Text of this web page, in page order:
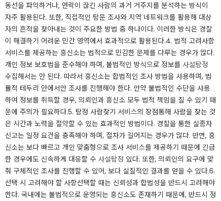
동선을 파악하거나, 연락이 끊긴 사람의 과거 거주지를 분석하는 방식이
자주 활용된다. 또한, 직접적인 탐문 조사와 지역 네트워크를 활용해 대상
자의 흔적을 찾아내는 것이 주요한 방법 중 하나이다. 이러한 방식은 경찰
이 해결하기 어려운 민간 영역에서 효과적으로 활용된다.​4. 법적 고려사항
서비스를 제공하는 흥신소는 법적으로 민감한 문제를 다루는 경우가 많다.
개인 정보 보호법을 준수해야 하며, 불법적인 방식으로 정보를 사설탐정
수집해서는 안 된다. 따라서 흥신소는 합법적인 조사 방법을 사용하며, 법
률적 테두리 안에서만 조사를 진행해야 한다. 만약 불법적인 수단을 사용
하여 정보를 취득할 경우, 의뢰인과 흥신소 모두 법적 책임을 질 수 있기 때
문에 주의가 필요하다.​5. 탐정 사람찾기 서비스의 장점통해 사람을 찾는 것
은 시간과 노력을 절약할 수 있는 효과적인 방법이다. 경찰을 통한 실종자
신고는 일정 요건을 충족해야 하며, 절차가 길어지는 경우가 많다. 반면, 흥
신소는 보다 빠르고 개인 맞춤형으로 조사 서비스를 제공하기 때문에 긴급
한 경우에도 신속하게 대응할 수 사설탐정 있다. 또한, 의뢰인의 요구에 맞
춰 구체적인 조사를 진행할 수 있어, 보다 실질적인 결과를 얻을 수 있다.​6.
선택 시 고려해야 할 사항선택할 때는 신뢰성과 합법성을 반드시 고려해야
한다. 국내에는 불법적으로 운영되는 흥신소도 존재하기 때문에, 반드시 정